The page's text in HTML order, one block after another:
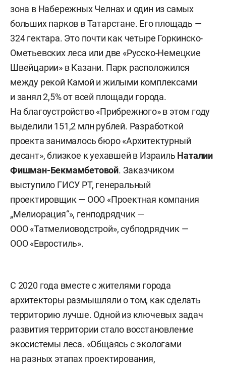
зона в Набережных Челнах и один из самых
больших парков в Татарстане. Его площадь —
324 гектара. Это почти как четыре Горкинско-
Ометьевских леса или две «Русско-Немецкие
Швейцарии» в Казани. Парк расположился
между рекой Камой и жилыми комплексами
и занял 2,5% от всей площади города.
На благоустройство «Прибрежного» в этом году
выделили 151,2 млн рублей. Разработкой
проекта занималось бюро «Архитектурный
десант», близкое к уехавшей в Израиль Наталии
Фишман-Бекмамбетовой. Заказчиком
выступило ГИСУ РТ, генеральный
проектировщик — ООО «Проектная компания
„Мелиорация“», генподрядчик —
ООО «Татмелиоводстрой», субподрядчик —
ООО «Евростиль».
С 2020 года вместе с жителями города
архитекторы размышляли о том, как сделать
территорию лучше. Одной из ключевых задач
развития территории стало восстановление
экосистемы леса. «Общаясь с экологами
на разных этапах проектирования,